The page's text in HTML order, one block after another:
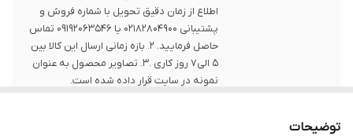
اطلاع از زمان دقیق تحویل با شماره فروش و
پشتیبانی 02182804900 یا 09192063546 تماس
حاصل فرمایید. 2. بازه زمانی ارسال این کالا بین
5 الی7 روز کاری .3. تصاویر محصول به عنوان
نمونه در سایت قرار داده شده است.
توضیحات